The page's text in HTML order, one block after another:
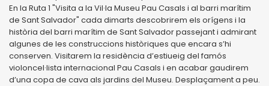
En la Ruta 1 "Visita a la Vil·la Museu Pau Casals i al barri marítim
de Sant Salvador" cada dimarts descobrirem els orígens i la
història del barri marítim de Sant Salvador passejant i admirant
algunes de les construccions històriques que encara s’hi
conserven. Visitarem la residència d’estiueig del famós
violoncel·lista internacional Pau Casals i en acabar gaudirem
d’una copa de cava als jardins del Museu. Desplaçament a peu.